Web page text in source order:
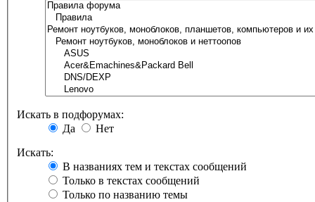
Искать в подфорумах:
Да
Нет
Искать:
В названиях тем и текстах сообщений
Только в текстах сообщений
Только по названию темы